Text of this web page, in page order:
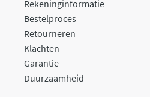
Rekeninginformatie
Bestelproces
Retourneren
Klachten
Garantie
Duurzaamheid